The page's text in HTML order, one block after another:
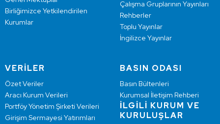
Birliğimizce Yetkilendirilen
Kurumlar
Çalışma Gruplarının Yayınları
Rehberler
Toplu Yayınlar
İngilizce Yayınlar
VERİLER
Özet Veriler
Aracı Kurum Verileri
Portföy Yönetim Şirketi Verileri
Girişim Sermayesi Yatırımları
BASIN ODASI
Basın Bültenleri
Kurumsal İletişim Rehberi
İLGİLİ KURUM VE
KURULUŞLAR